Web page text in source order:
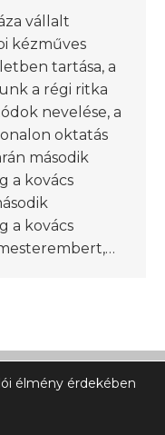
vállalt
kézműves
tartása, a
a régi ritka
nevelése, a
oktatás
második
a kovács
a kovács
élmény érdekében